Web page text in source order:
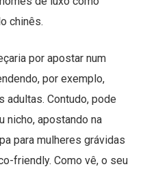
chinês.
por apostar num
por exemplo,
adultas. Contudo, pode
nicho, apostando na
para mulheres grávidas
friendly. Como vê, o seu